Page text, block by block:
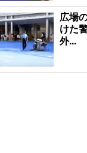
広場
けた
外...